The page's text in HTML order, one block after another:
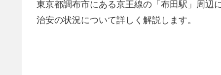
東京都調布市にある京王線の「布田駅」周辺
治安の状況について詳しく解説します。